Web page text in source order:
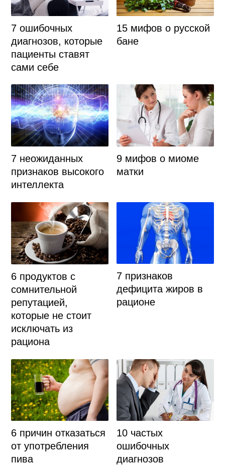
7 ошибочных
диагнозов, которые
пациенты ставят
сами себе
15 мифов о русской
бане
7 неожиданных
признаков высокого
интеллекта
9 мифов о миоме
матки
6 продуктов с
сомнительной
репутацией,
которые не стоит
исключать из
рациона
7 признаков
дефицита жиров в
рационе
6 причин отказаться
от употребления
пива
10 частых
ошибочных
диагнозов